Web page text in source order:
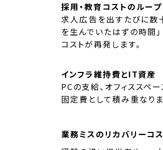
採用・教育コストのループ
求人広告を出すたびに数
を生んでいたはずの時間
コストが再発します。
インフラ維持費とIT資産
PCの支給、オフィススペ
固定費として積み重なりま
業務ミスのリカバリーコス